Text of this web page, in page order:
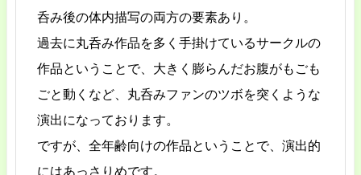
呑み後の体内描写の両方の要素あり。
過去に丸呑み作品を多く手掛けているサークルの
作品ということで、大きく膨らんだお腹がもごも
ごと動くなど、丸呑みファンのツボを突くような
演出になっております。
ですが、全年齢向けの作品ということで、演出的
にはあっさりめです。